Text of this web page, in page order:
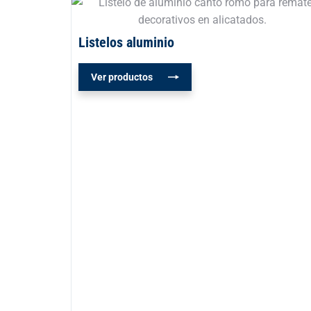
Listelos aluminio
Ver productos